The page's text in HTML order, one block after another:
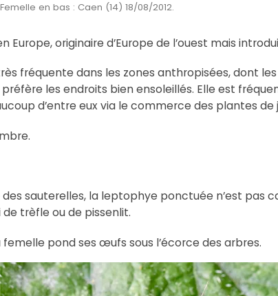
Femelle en bas : Caen (14) 18/08/2012.
Europe, originaire d’Europe de l’ouest mais
fréquente dans les zones anthropisées, dont
les endroits bien ensoleillés. Elle est
d’entre eux via le commerce des plantes de
sauterelles, la leptophye ponctuée n’est pas
de trèfle ou de pissenlit.
pond ses œufs sous l’écorce des arbres.